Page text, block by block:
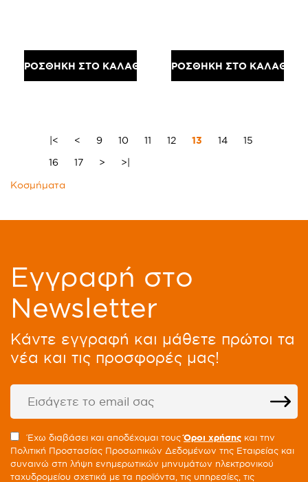
ΠΡΟΣΘΗΚΗ ΣΤΟ ΚΑΛΑΘΙ ΠΡΟΣΘΗΚΗ ΣΤΟ ΚΑΛΑΘΙ
|< < 9 10 11 12 13 14
15
16
17 > >|
Κοσμήματα
Eγγραφή στο
Newsletter
Kάντε εγγραφή και μάθετε πρώτοι τα
νέα και τις προσφορές μας!
Έχω διαβάσει και αποδέχομαι τουςΌροι χρήσης και την
Πολιτική Προστασίας Προσωπικών Δεδομένων της Εταιρείας και
συναινώ στη λήψη ενημερωτικών μηνυμάτων ηλεκτρονικού
ταχυδρομείου σχετικά με τα προϊόντα, τις υπηρεσίες, τις